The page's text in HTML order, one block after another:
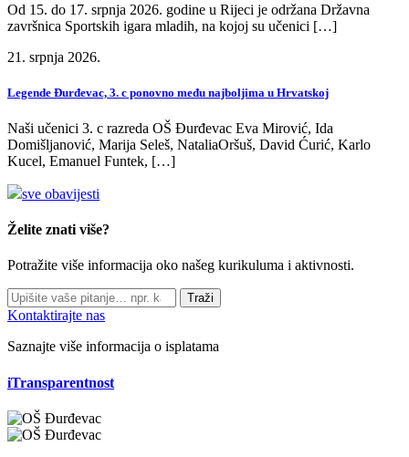
Od 15. do 17. srpnja 2026. godine u Rijeci je održana Državna
završnica Sportskih igara mladih, na kojoj su učenici […]
21. srpnja 2026.
Legende Đurđevac, 3. c ponovno među najboljima u Hrvatskoj
Naši učenici 3. c razreda OŠ Đurđevac Eva Mirović, Ida
Domišljanović, Marija Seleš, NataliaOršuš, David Ćurić, Karlo
Kucel, Emanuel Funtek, […]
sve obavijesti
Želite znati više?
Potražite više informacija oko našeg kurikuluma i aktivnosti.
Traži
Kontaktirajte nas
Saznajte više informacija o isplatama
iTransparentnost